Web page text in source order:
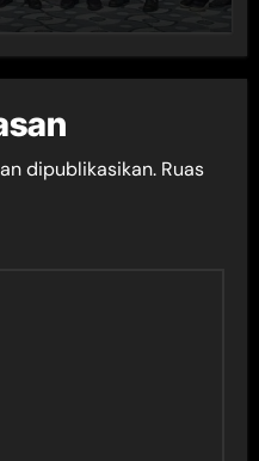
dipublikasikan. Ruas